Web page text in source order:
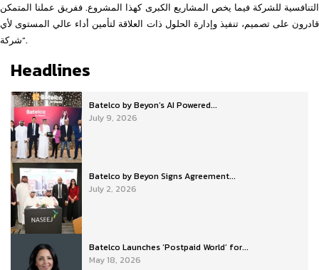
التنافسية للشركة فيما يخص المشاريع الكبرى كهذا المشروع. ففريق عملنا المتمكن
قادرون على تصميم، تنفيذ وإدارة الحلول ذات العلاقة لتأمين أداء عالي المستوى لأي
شركة”.
Headlines
Batelco by Beyon’s AI Powered...
July 9, 2026
Batelco by Beyon Signs Agreement...
July 2, 2026
Batelco Launches ‘Postpaid World’ for...
May 18, 2026